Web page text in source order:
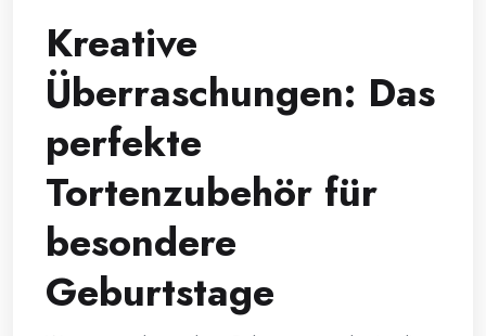
Kreative
Überraschungen: Das
perfekte
Tortenzubehör für
besondere
Geburtstage